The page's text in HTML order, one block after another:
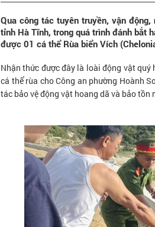
Qua công tác tuyên truyền, vận
tỉnh Hà Tĩnh, trong quá trình đánh bắt
được 01 cá thể Rùa biển Vích
Nhận thức được đây là loài động vật quý
cá thể rùa cho Công an phường Hoành
tác bảo vệ động vật hoang dã và bảo